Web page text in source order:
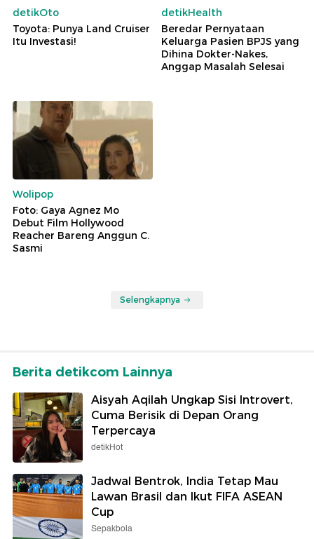
detikOto
Toyota: Punya Land Cruiser
Itu Investasi!
detikHealth
Beredar Pernyataan
Keluarga Pasien BPJS yang
Dihina Dokter-Nakes,
Anggap Masalah Selesai
Wolipop
Foto: Gaya Agnez Mo
Debut Film Hollywood
Reacher Bareng Anggun C.
Sasmi
Selengkapnya
Berita detikcom Lainnya
Aisyah Aqilah Ungkap Sisi Introvert,
Cuma Berisik di Depan Orang
Terpercaya
detikHot
Jadwal Bentrok, India Tetap Mau
Lawan Brasil dan Ikut FIFA ASEAN
Cup
Sepakbola